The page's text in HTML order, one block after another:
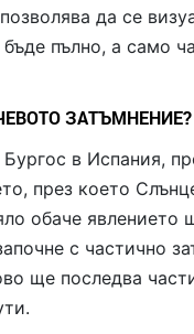
да се
пълно, а само
ЗАТЪМНЕНИЕ?
в Испания,
през което
обаче
с частично
ще последва